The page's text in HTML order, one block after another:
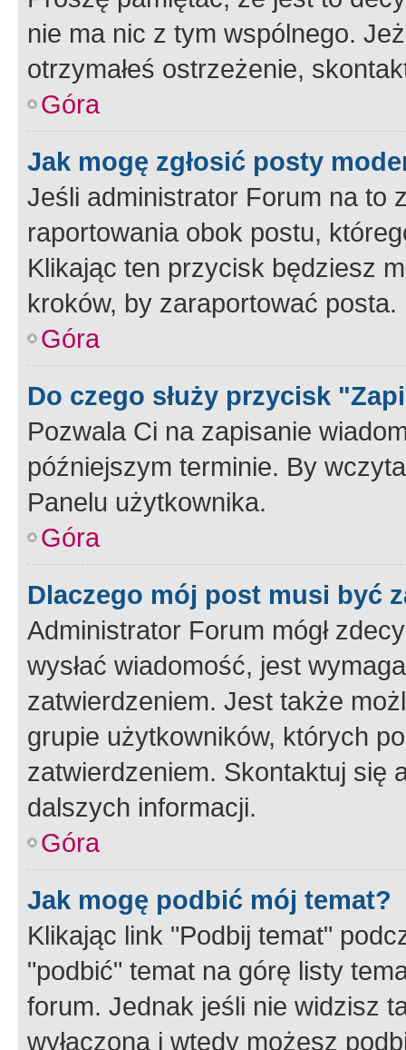
nie ma nic z tym wspólnego.
otrzymałeś ostrzeżenie,
Góra
Jak mogę zgłosić posty
Jeśli administrator Forum na to
raportowania obok postu,
Klikając ten przycisk będziesz
kroków, by zaraportować posta.
Góra
Do czego służy przycisk
Pozwala Ci na zapisanie
późniejszym terminie. By
Panelu użytkownika.
Góra
Dlaczego mój post musi być
Administrator Forum mógł
wysłać wiadomość, jest
zatwierdzeniem. Jest także
grupie użytkowników, których
zatwierdzeniem. Skontaktuj się
dalszych informacji.
Góra
Jak mogę podbić mój temat?
Klikając link "Podbij temat"
"podbić" temat na górę listy
forum. Jednak jeśli nie widzisz
wyłączona i wtedy możesz